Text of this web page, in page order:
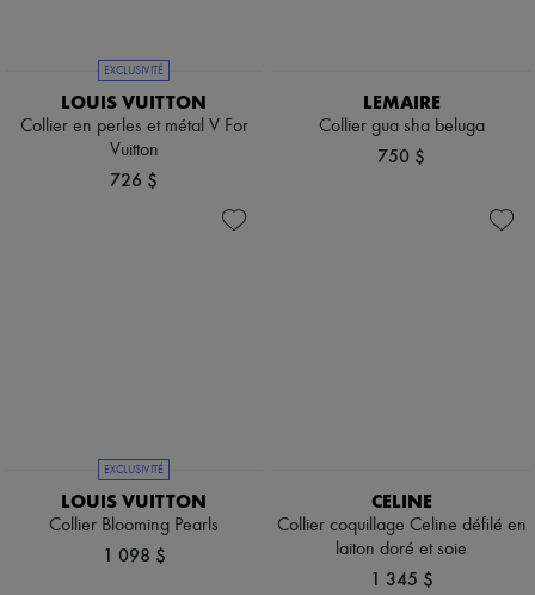
EXCLUSIVITÉ
LOUIS VUITTON
Collier en perles et métal V For
Vuitton
726 $
LEMAIRE
Collier gua sha beluga
750 $
EXCLUSIVITÉ
LOUIS VUITTON
Collier Blooming Pearls
1 098 $
CELINE
Collier coquillage Celine défilé en
laiton doré et soie
1 345 $